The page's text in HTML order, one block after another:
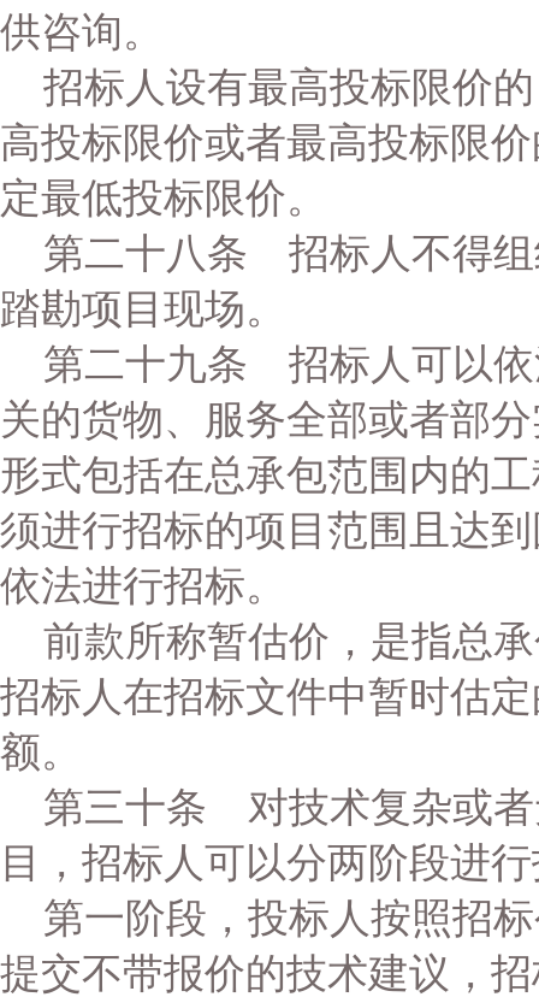
供咨询。
招标人设有最高投标限价
高投标限价或者最高投标限
定最低投标限价。
第二十八条 招标人不得组
踏勘项目现场。
第二十九条 招标人可以依
关的货物、服务全部或者部
形式包括在总承包范围内的
须进行招标的项目范围且达
依法进行招标。
前款所称暂估价，是指总
招标人在招标文件中暂时估
额。
第三十条 对技术复杂或者
目，招标人可以分两阶段进
第一阶段，投标人按照招
提交不带报价的技术建议，